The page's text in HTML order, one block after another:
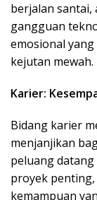
berjalan santai,
gangguan
emosional
kejutan mewah.
Karier:
Bidang karier
menjanjikan
peluang
proyek
kemampuan